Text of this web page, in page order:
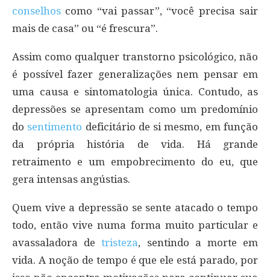
conselhos como “vai passar”, “você precisa sair
mais de casa” ou “é frescura”.
Assim como qualquer transtorno psicológico, não
é possível fazer generalizações nem pensar em
uma causa e sintomatologia única. Contudo, as
depressões se apresentam como um predomínio
do sentimento deficitário de si mesmo, em função
da própria história de vida. Há grande
retraimento e um empobrecimento do eu, que
gera intensas angústias.
Quem vive a depressão se sente atacado o tempo
todo, então vive numa forma muito particular e
avassaladora detristeza, sentindo a morte em
vida. A noção de tempo é que ele está parado, por